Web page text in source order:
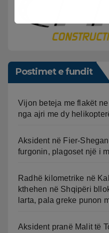
Postimet e fundit
Vijon beteja me flakët
nga ajri me dy
Aksident në Fier-
furgonin, plagoset një i
Radhë kilometrike në
kthehen në Shqipëri
larta, pala greke punon
Aksident pranë Malit të